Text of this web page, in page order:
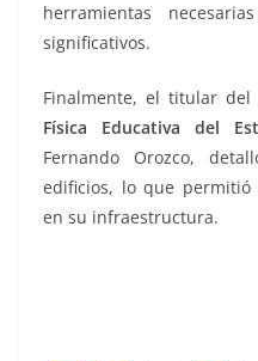
herramientas
significativos.
Finalmente, el titular del
Física Educativa del
Fernando Orozco,
edificios, lo que permitió
en su infraestructura.